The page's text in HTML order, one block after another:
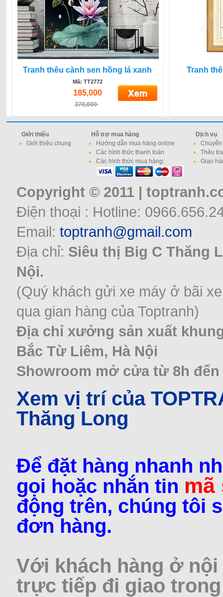
Tranh thêu cành sen hồng lá xanh
Mã: TT2772
185,000
370,000
Tranh
Giới thiệu
Giới thiệu chung
Hỗ trợ mua hàng
Hướng dẫn mua hàng online
Các hình thức thanh toán
Các hình thức mua hàng:
Dịch vụ
Thêu
Giao
Copyright © 2011 |
Điện thoại : Hotline:
Email: toptranh@gmail.com
Địa chỉ: Siêu thị Big C Thăng
Nội.
(Quý khách gửi xe máy ở bãi
qua gian hàng của Toptranh)
Địa chỉ xưởng sản xuất
Bắc Từ Liêm, Hà Nội
Showroom mở cửa từ 8h
Xem vị trí của
Thăng Long
Để đặt hàng nhanh
gọi hoặc nhắn tin
động trên, chúng tôi
đơn hàng.
Với khách hàng ở
trực tiếp đi giao trong